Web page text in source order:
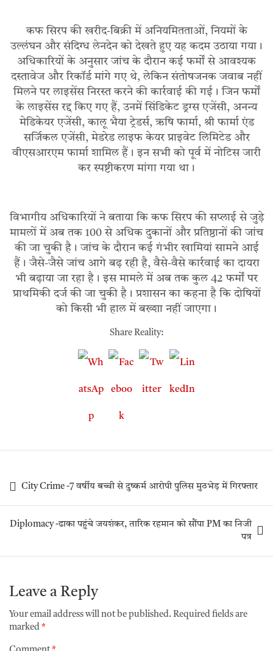
कफ सिरप की खरीद-बिक्री में अनियमितताओं, नियमों के
उल्लंघन और संदिग्ध लेनदेन को देखते हुए यह कदम उठाया गया।
अधिकारियों के अनुसार जांच के दौरान कई फर्मों से आवश्यक
दस्तावेज और रिकॉर्ड मांगे गए थे, लेकिन संतोषजनक जवाब नहीं
मिलने पर लाइसेंस निरस्त करने की कार्रवाई की गई। जिन फर्मों
के लाइसेंस रद्द किए गए हैं, उनमें सिंडिकेट ड्रग्स एजेंसी, अनन्य
मेडिकेयर एजेंसी, कालू भैया ट्रेडर्स, ऋषि फार्मा, श्री फार्मा एंड
सर्जिकल एजेंसी, मेडरेड लाइफ केयर प्राइवेट लिमिटेड और
वीएसआरएम फार्मा शामिल हैं। इन सभी को पूर्व में नोटिस जारी
कर स्पष्टीकरण मांगा गया था।
विभागीय अधिकारियों ने बताया कि कफ सिरप की सप्लाई से जुड़े
मामलों में अब तक 100 से अधिक दुकानों और प्रतिष्ठानों की जांच
की जा चुकी है। जांच के दौरान कई गंभीर खामियां सामने आई
हैं। जैसे-जैसे जांच आगे बढ़ रही है, वैसे-वैसे कार्रवाई का दायरा
भी बढ़ाया जा रहा है। इस मामले में अब तक कुल 42 फर्मों पर
प्राथमिकी दर्ज की जा चुकी है। प्रशासन का कहना है कि दोषियों
को किसी भी हाल में बख्शा नहीं जाएगा।
Share Reality:
City Crime -7 वर्षीय बच्ची से दुष्कर्म आरोपी पुलिस मुठभेड़ में गिरफ्तार
Diplomacy -ढाका पहुंचे जयशंकर, तारिक रहमान को सौंपा PM का निजी
पत्र
Leave a Reply
Your email address will not be published. Required fields are
marked *